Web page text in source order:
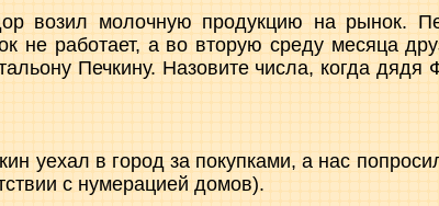
возил молочную продукцию на рынок.
не работает, а во вторую среду месяца
Печкину. Назовите числа, когда
уехал в город за покупками, а нас
с нумерацией домов).